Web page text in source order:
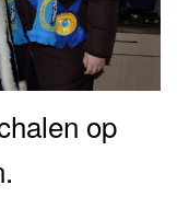
op